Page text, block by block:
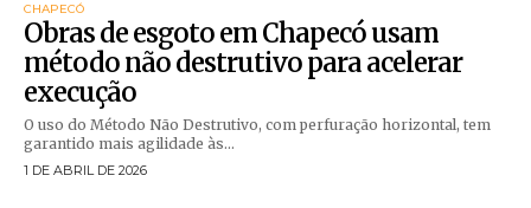
CHAPECÓ
Obras de esgoto em Chapecó usam
método não destrutivo para acelerar
execução
O uso do Método Não Destrutivo, com perfuração horizontal, tem
garantido mais agilidade às...
1 DE ABRIL DE 2026